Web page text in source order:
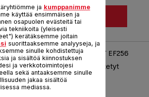
NÄYTÄ LISÄÄ
Vertaile
FONDUE THERMORESPECT EF256
Thermorespect: lämpöeristetyt
ulkopinnat.
Viite :EF256812
ja kumppanimme
käyttää ensimmäisen ja
osapuolen evästeitä tai
tekniikoita (yleisesti
kerätäksemme joitain
suorittaaksemme analyyseja, ja
sinulle kohdistettuja
ja sisältöä kiinnostuksen
ja verkkotoimintojesi
sekä antaaksemme sinulle
jakaa sisältöä
mediassa.